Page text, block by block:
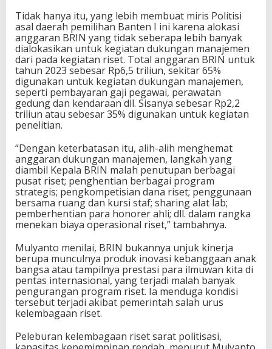
Tidak hanya itu, yang lebih membuat miris Politisi
asal daerah pemilihan Banten I ini karena alokasi
anggaran BRIN yang tidak seberapa lebih banyak
dialokasikan untuk kegiatan dukungan manajemen
dari pada kegiatan riset. Total anggaran BRIN untuk
tahun 2023 sebesar Rp6,5 triliun, sekitar 65%
digunakan untuk kegiatan dukungan manajemen,
seperti pembayaran gaji pegawai, perawatan
gedung dan kendaraan dll. Sisanya sebesar Rp2,2
triliun atau sebesar 35% digunakan untuk kegiatan
penelitian.
“Dengan keterbatasan itu, alih-alih menghemat
anggaran dukungan manajemen, langkah yang
diambil Kepala BRIN malah penutupan berbagai
pusat riset; penghentian berbagai program
strategis; pengkompetisian dana riset; penggunaan
bersama ruang dan kursi staf; sharing alat lab;
pemberhentian para honorer ahli; dll. dalam rangka
menekan biaya operasional riset,” tambahnya.
Mulyanto menilai, BRIN bukannya unjuk kinerja
berupa munculnya produk inovasi kebanggaan anak
bangsa atau tampilnya prestasi para ilmuwan kita di
pentas internasional, yang terjadi malah banyak
pengurangan program riset. Ia menduga kondisi
tersebut terjadi akibat pemerintah salah urus
kelembagaan riset.
Peleburan kelembagaan riset sarat politisasi,